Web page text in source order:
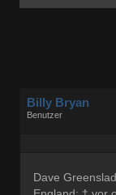
Billy Bryan
Benutzer
Dave